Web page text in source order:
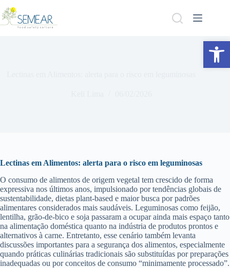
Abrir a barra de ferramentas
Lectinas em Alimentos: alerta para o risco em leguminosas
O consumo de alimentos de origem vegetal tem crescido de forma
expressiva nos últimos anos, impulsionado por tendências globais de
sustentabilidade, dietas plant-based e maior busca por padrões
alimentares considerados mais saudáveis. Leguminosas como feijão,
lentilha, grão-de-bico e soja passaram a ocupar ainda mais espaço tanto
na alimentação doméstica quanto na indústria de produtos prontos e
alternativos à carne. Entretanto, esse cenário também levanta
discussões importantes para a segurança dos alimentos, especialmente
quando práticas culinárias tradicionais são substituídas por preparações
inadequadas ou por conceitos de consumo “minimamente processado”.